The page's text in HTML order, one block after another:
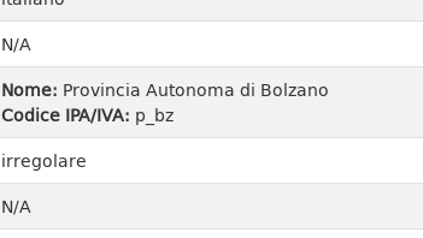
N/A
Nome: Provincia Autonoma di Bolzano
Codice IPA/IVA: p_bz
irregolare
N/A